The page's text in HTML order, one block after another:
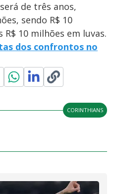
de três anos,
sendo R$ 10
10 milhões em luvas.
dos confrontos no
CORINTHIANS